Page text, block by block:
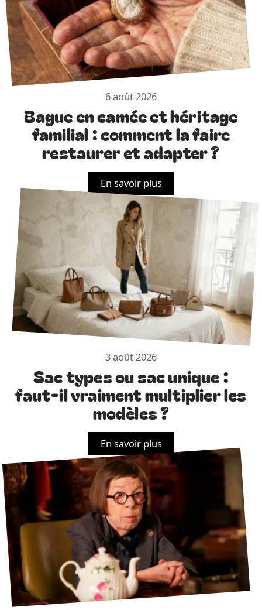
6 août 2026
Bague en camée et héritage
familial : comment la faire
restaurer et adapter ?
En savoir plus
3 août 2026
Sac types ou sac unique :
faut-il vraiment multiplier les
modèles ?
En savoir plus